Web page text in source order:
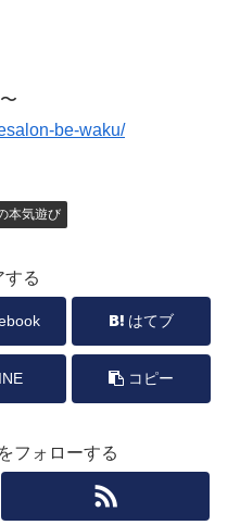
be-waku/
本気遊び
する
はてブ
コピー
フォローする